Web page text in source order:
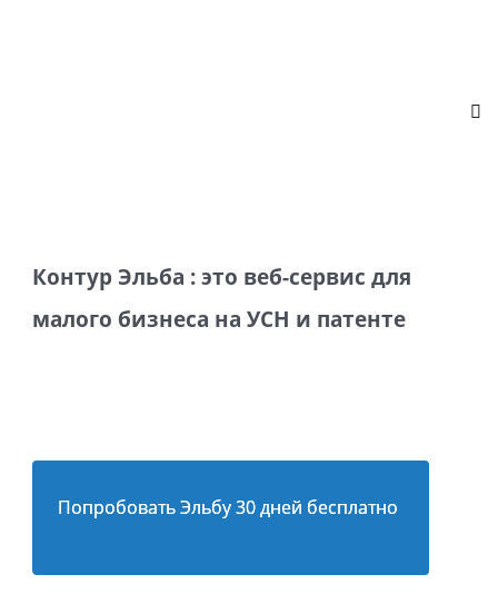
Контур Эльба : это веб-сервис для
малого бизнеса на УСН и патенте
Попробовать Эльбу 30 дней бесплатно